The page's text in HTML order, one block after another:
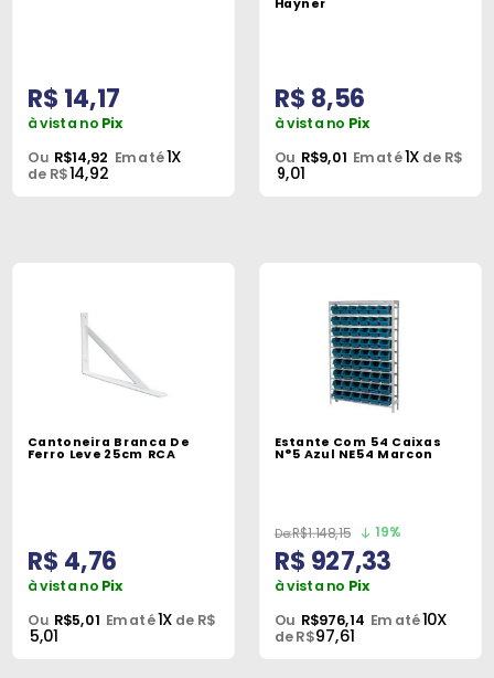
R$ 14,17
à vista no Pix
Ou R$14,92 Em até1X
de R$14,92
Hayner
R$ 8,56
à vista no Pix
Ou R$9,01 Em até1X de R$
9,01
Cantoneira Branca De
Ferro Leve 25cm RCA
R$ 4,76
à vista no Pix
Ou R$5,01 Em até1X de R$
5,01
Estante Com 54 Caixas
N°5 Azul NE54 Marcon
R$1.148,15 19%
R$ 927,33
à vista no Pix
Ou R$976,14 Em até10X
de R$97,61